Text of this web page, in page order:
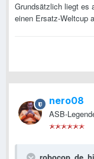
Grundsätzlich liegt es
einen Ersatz-Weltcup
nero08
ASB-